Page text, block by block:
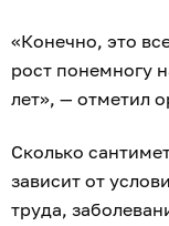
«Конечно, это
рост понемногу
лет», — отметил
Сколько
зависит от
труда,